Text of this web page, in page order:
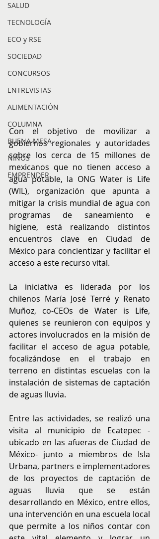
SALUD
TECNOLOGÍA
ECO y RSE
SOCIEDAD
CONCURSOS
ENTREVISTAS
ALIMENTACIÓN
COLUMNA
BUENA MESA
NIÑOS
EMPRENDER
Con el objetivo de movilizar a
gobiernos regionales y autoridades
sobre los cerca de 15 millones de
mexicanos que no tienen acceso a
agua potable, la ONG Water is Life
(WIL), organización que apunta a
mitigar la crisis mundial de agua con
programas de saneamiento e
higiene, está realizando distintos
encuentros clave en Ciudad de
México para concientizar y facilitar el
acceso a este recurso vital.
La iniciativa es liderada por los
chilenos María José Terré y Renato
Muñoz, co-CEOs de Water is Life,
quienes se reunieron con equipos y
actores involucrados en la misión de
facilitar el acceso de agua potable,
focalizándose en el trabajo en
terreno en distintas escuelas con la
instalación de sistemas de captación
de aguas lluvia.
Entre las actividades, se realizó una
visita al municipio de Ecatepec -
ubicado en las afueras de Ciudad de
México- junto a miembros de Isla
Urbana, partners e implementadores
de los proyectos de captación de
aguas lluvia que se están
desarrollando en México, entre ellos,
una intervención en una escuela local
que permite a los niños contar con